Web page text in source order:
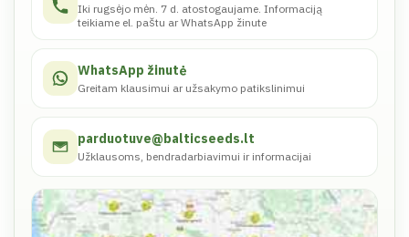
Iki rugsėjo mėn. 7 d. atostogaujame. Informaciją
teikiame el. paštu ar WhatsApp žinute
WhatsApp žinutė
Greitam klausimui ar užsakymo patikslinimui
parduotuve@balticseeds.lt
Užklausoms, bendradarbiavimui ir informacijai